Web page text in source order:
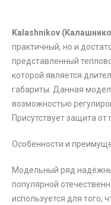
Kalashnikov
практичный, но и
представленный
которой является
габариты. Данная
возможностью
Присутствует защита от
Особенности и
Модельный ряд
популярной
используется для того,